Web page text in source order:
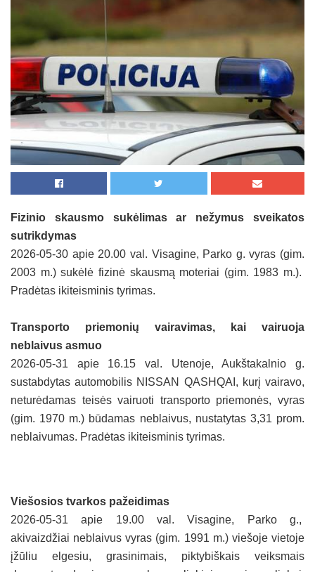
Fizinio skausmo sukėlimas ar nežymus sveikatos
sutrikdymas
2026-05-30 apie 20.00 val. Visagine, Parko g. vyras (gim.
2003 m.) sukėlė fizinė skausmą moteriai (gim. 1983 m.).
Pradėtas ikiteisminis tyrimas.
Transporto priemonių vairavimas, kai vairuoja
neblaivus asmuo
2026-05-31 apie 16.15 val. Utenoje, Aukštakalnio g.
sustabdytas automobilis NISSAN QASHQAI, kurį vairavo,
neturėdamas teisės vairuoti transporto priemonės, vyras
(gim. 1970 m.) būdamas neblaivus, nustatytas 3,31 prom.
neblaivumas. Pradėtas ikiteisminis tyrimas.
Viešosios tvarkos pažeidimas
2026-05-31 apie 19.00 val. Visagine, Parko g.,
akivaizdžiai neblaivus vyras (gim. 1991 m.) viešoje vietoje
įžūliu elgesiu, grasinimais, piktybiškais veiksmais